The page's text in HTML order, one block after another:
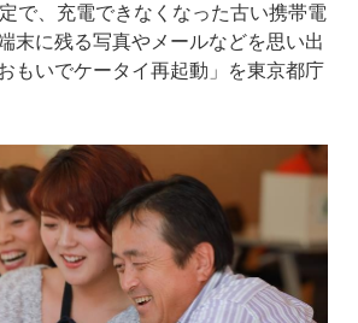
で、充電できなくなった古い携帯電
末に残る写真やメールなどを思い出
もいでケータイ再起動」を東京都庁